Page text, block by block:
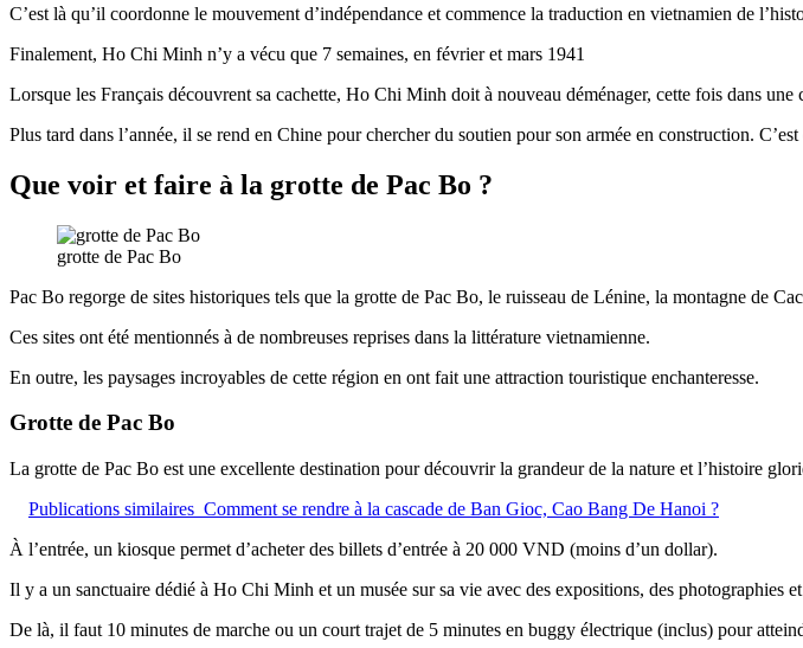
C’est là qu’il coordonne le mouvement d’indépendance et commence la traduction en vietnamien de
Finalement, Ho Chi Minh n’y a vécu que 7 semaines, en février et mars 1941
Lorsque les Français découvrent sa cachette, Ho Chi Minh doit à nouveau déménager, cette fois dans
Plus tard dans l’année, il se rend en Chine pour chercher du soutien pour son armée en construction.
Que voir et faire à la grotte de Pac Bo ?
grotte de Pac Bo
Pac Bo regorge de sites historiques tels que la grotte de Pac Bo, le ruisseau de Lénine, la montagne de
Ces sites ont été mentionnés à de nombreuses reprises dans la littérature vietnamienne.
En outre, les paysages incroyables de cette région en ont fait une attraction touristique enchanteresse.
Grotte de Pac Bo
La grotte de Pac Bo est une excellente destination pour découvrir la grandeur de la nature et l’histoire
Publications similaires Comment se rendre à la cascade de Ban Gioc, Cao Bang De Hanoi ?
À l’entrée, un kiosque permet d’acheter des billets d’entrée à 20 000 VND (moins d’un dollar).
Il y a un sanctuaire dédié à Ho Chi Minh et un musée sur sa vie avec des expositions, des photographies
De là, il faut 10 minutes de marche ou un court trajet de 5 minutes en buggy électrique (inclus) pour